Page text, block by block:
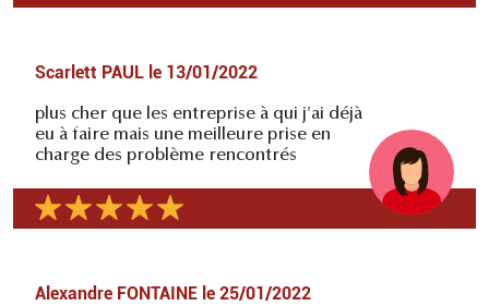
Scarlett PAUL le 13/01/2022
plus cher que les entreprise à qui j'ai déjà
eu à faire mais une meilleure prise en
charge des problème rencontrés
Alexandre FONTAINE le 25/01/2022